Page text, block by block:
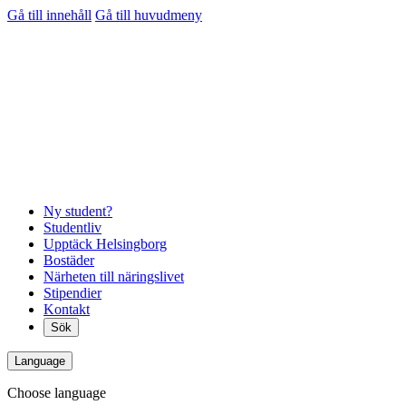
Gå till innehåll Gå till huvudmeny
Ny student?
Studentliv
Upptäck Helsingborg
Bostäder
Närheten till näringslivet
Stipendier
Kontakt
Sök
Language
Choose language